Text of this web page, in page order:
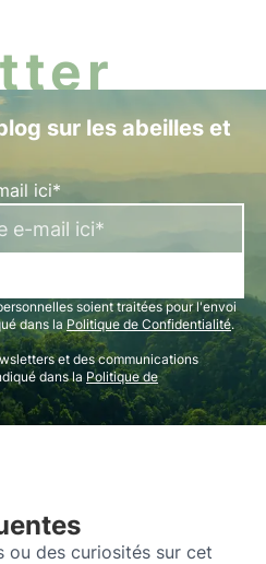
sur les abeilles et
ici*
soient traitées pour l'envoi
dans la Politique de Confidentialité.
et des communications
dans la Politique de
ou des curiosités sur cet